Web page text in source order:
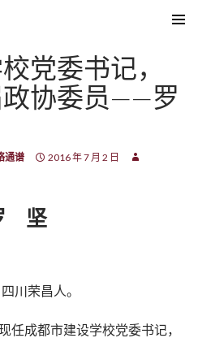
党委书记，
协委员——罗
通谱
2016 年 7 月 2 日
坚
川荣昌人。
任成都市建设学校党委书记，